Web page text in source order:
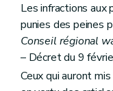
Les infractions
punies des peines
Conseil régional
– Décret du 9
Ceux qui auront